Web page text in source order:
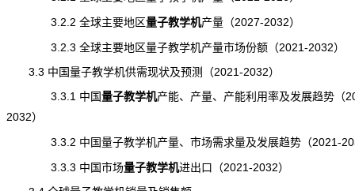
3.2.2 全球主要地区量子教学机产量（2027-2032）
3.2.3 全球主要地区量子教学机产量市场份额（2021-2032）
3.3 中国量子教学机供需现状及预测（2021-2032）
3.3.1 中国量子教学机产能、产量、产能利用率及发展趋势（
2032）
3.3.2 中国量子教学机产量、市场需求量及发展趋势（2021-
3.3.3 中国市场量子教学机进出口 （2021-2032）